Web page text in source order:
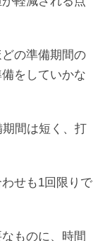
の準備期間の
をしていかな
間は短く、打
せも1回限りで
ものに、時間